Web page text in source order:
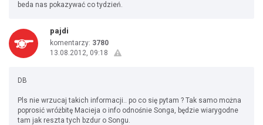
beda nas pokazywać co tydzień.
pajdi
komentarzy: 3780
13.08.2012, 09:18
DB
Pls nie wrzucaj takich informacji.. po co się pytam ? Tak samo można
poprosić wróżbitę Macieja o info odnośnie Songa, będzie wiarygodne
tam jak reszta tych bzdur o Songu.